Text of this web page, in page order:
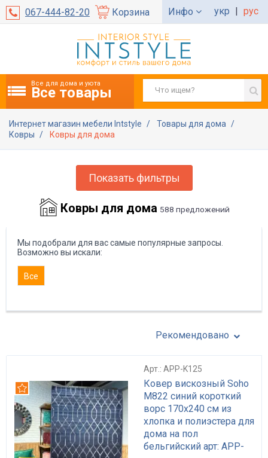
067-444-82-20 Корзина Инфо укр | рус
Все для дома и уюта
Все товары
Интернет магазин мебели Intstyle
Товары для дома
Ковры
Ковры для дома
Показать фильтры
Ковры для дома 588 предложений
Мы подобрали для вас самые популярные запросы.
Возможно вы искали:
Все
Рекомендовано
Арт.: APP-K125
Ковер вискозный Soho
M822 синий короткий
ворс 170x240 см из
хлопка и полиэстера для
дома на пол
бельгийский арт: APP-
Рекомендуем